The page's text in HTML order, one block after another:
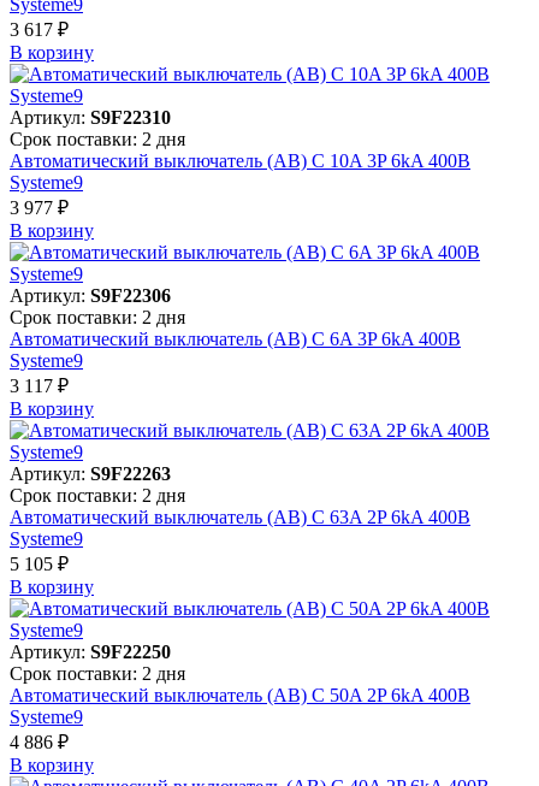
3 617 ₽
В корзинy
Артикул: S9F22310
Срок поставки: 2 дня
Автоматический выключатель (АВ) C 10A 3P 6kA 400В
Systeme9
3 977 ₽
В корзинy
Артикул: S9F22306
Срок поставки: 2 дня
Автоматический выключатель (АВ) C 6A 3P 6kA 400В
Systeme9
3 117 ₽
В корзинy
Артикул: S9F22263
Срок поставки: 2 дня
Автоматический выключатель (АВ) C 63A 2P 6kA 400В
Systeme9
5 105 ₽
В корзинy
Артикул: S9F22250
Срок поставки: 2 дня
Автоматический выключатель (АВ) C 50A 2P 6kA 400В
Systeme9
4 886 ₽
В корзинy